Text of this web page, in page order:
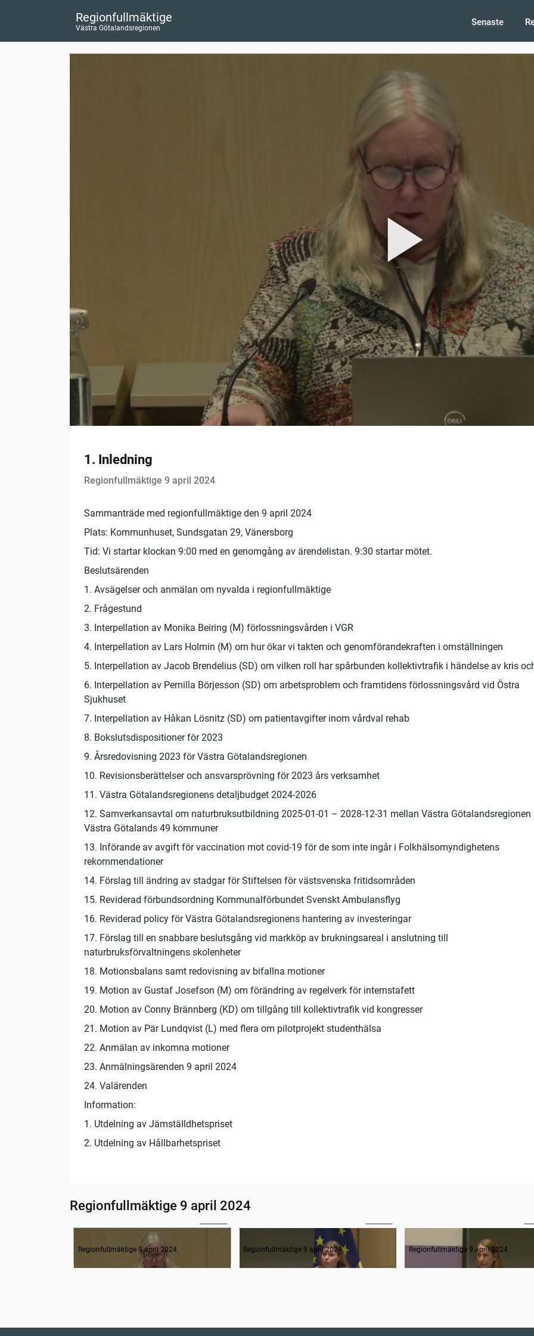
Regionfullmäktige
Västra Götalandsregionen
Senaste
1. Inledning
Regionfullmäktige 9 april 2024
Sammanträde med regionfullmäktige den 9 april 2024
Plats: Kommunhuset, Sundsgatan 29, Vänersborg
Tid: Vi startar klockan 9:00 med en genomgång av ärendelistan. 9:30 startar mötet.
Beslutsärenden
1. Avsägelser och anmälan om nyvalda i regionfullmäktige
2. Frågestund
3. Interpellation av Monika Beiring (M) förlossningsvården i VGR
4. Interpellation av Lars Holmin (M) om hur ökar vi takten och genomförandekraften i omställningen
5. Interpellation av Jacob Brendelius (SD) om vilken roll har spårbunden kollektivtrafik i händelse av kris
6. Interpellation av Pernilla Börjesson (SD) om arbetsproblem och framtidens förlossningsvård vid Östra
Sjukhuset
7. Interpellation av Håkan Lösnitz (SD) om patientavgifter inom vårdval rehab
8. Bokslutsdispositioner för 2023
9. Årsredovisning 2023 för Västra Götalandsregionen
10. Revisionsberättelser och ansvarsprövning för 2023 års verksamhet
11. Västra Götalandsregionens detaljbudget 2024-2026
12. Samverkansavtal om naturbruksutbildning 2025-01-01 – 2028-12-31 mellan Västra Götalandsregionen
Västra Götalands 49 kommuner
13. Införande av avgift för vaccination mot covid-19 för de som inte ingår i Folkhälsomyndighetens
rekommendationer
14. Förslag till ändring av stadgar för Stiftelsen för västsvenska fritidsområden
15. Reviderad förbundsordning Kommunalförbundet Svenskt Ambulansflyg
16. Reviderad policy för Västra Götalandsregionens hantering av investeringar
17. Förslag till en snabbare beslutsgång vid markköp av brukningsareal i anslutning till
naturbruksförvaltningens skolenheter
18. Motionsbalans samt redovisning av bifallna motioner
19. Motion av Gustaf Josefson (M) om förändring av regelverk för internstafett
20. Motion av Conny Brännberg (KD) om tillgång till kollektivtrafik vid kongresser
21. Motion av Pär Lundqvist (L) med flera om pilotprojekt studenthälsa
22. Anmälan av inkomna motioner
23. Anmälningsärenden 9 april 2024
24. Valärenden
Information:
1. Utdelning av Jämställdhetspriset
2. Utdelning av Hållbarhetspriset
Regionfullmäktige 9 april 2024
Regionfullmäktige 9 april 2024 Regionfullmäktige 9 april 2024 Regionfullmäktige 9 april 2024